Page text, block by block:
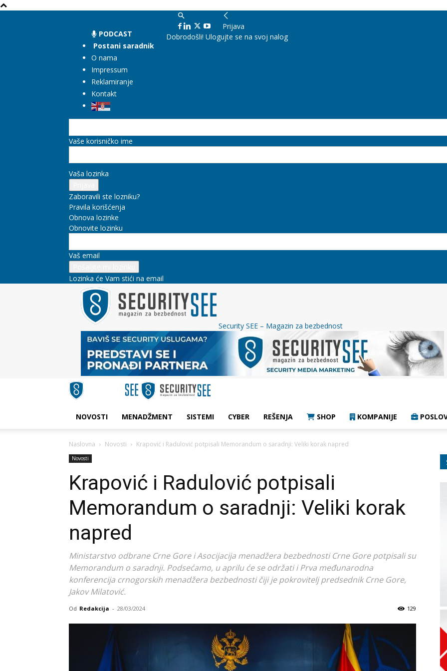
PODCAST
Postani saradnik
O nama
Impressum
Reklamiranje
Kontakt
Prijava
Dobrodošli! Ulogujte se na svoj nalog
Vaše korisničko ime
Vaša lozinka
Zaboravili ste lozniku?
Pravila korišćenja
Obnova lozinke
Obnovite lozinku
Vaš email
Lozinka će Vam stići na email
Security SEE – Magazin za bezbednost
NOVOSTI MENADŽMENT SISTEMI CYBER REŠENJA SHOP KOMPANIJE
Naslovna Novosti Krapović i Radulović potpisali Memorandum o saradnji: Veliki korak napred
Novosti
Krapović i Radulović potpisali
Memorandum o saradnji: Veliki korak
napred
Ministarstvo odbrane Crne Gore i Asocijacija menadžera bezbednosti Crne Gore potpisali su
Memorandum o saradnji. Podsećamo, u aprilu će se održati i Prva međunarodna
konferencija crnogorskih menadžera bezbednosti čiji je pokrovitelj predsednik Crne Gore,
Jakov Milatović.
Od Redakcija - 28/03/2024 129